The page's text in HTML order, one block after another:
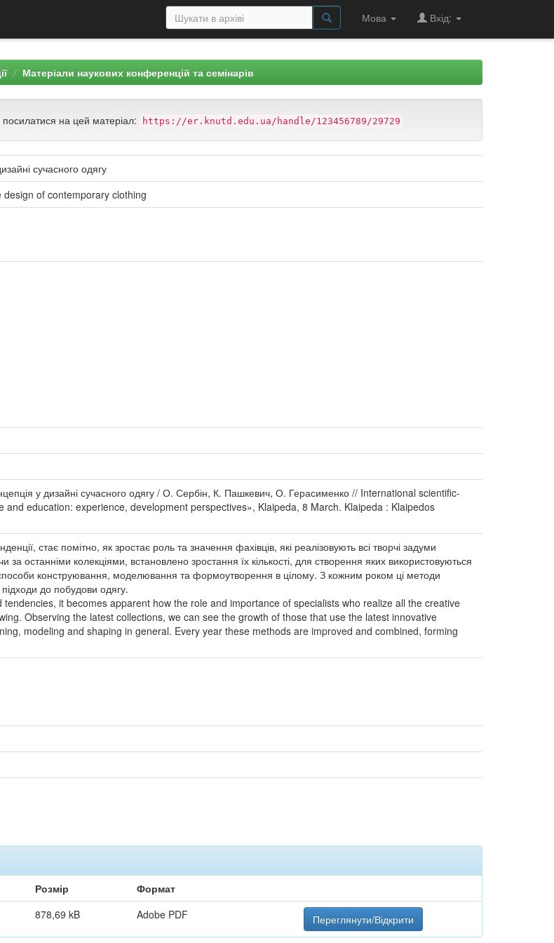
Мова Вхід:
Матеріали наукових конференцій та семінарів
на цей матеріал: https://er.knutd.edu.ua/handle/123456789/29729
сучасного одягу
of contemporary clothing
у дизайні сучасного одягу / О. Сербін, К. Пашкевич, О. Герасименко // International scientific-
education: experience, development perspectives», Klaipeda, 8 March. Klaipeda : Klaipedos
стає помітно, як зростає роль та значення фахівців, які реалізовують всі творчі задуми
за останніми колекціями, встановлено зростання їх кількості, для створення яких використовуються
способи конструювання, моделювання та формоутворення в цілому. З кожним роком ці методи
до побудови одягу.
it becomes apparent how the role and importance of specialists who realize all the creative
Observing the latest collections, we can see the growth of those that use the latest innovative
modeling and shaping in general. Every year these methods are improved and combined, forming
Розмір
Формат
878,69 kB Adobe PDF Переглянути/Відкрити